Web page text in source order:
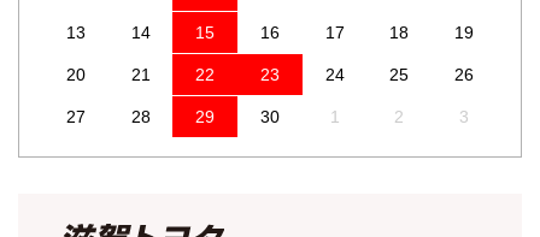
13 14 15 16 17 18 19
20 21 22 23 24 25 26
27 28 29 30 1 2 3